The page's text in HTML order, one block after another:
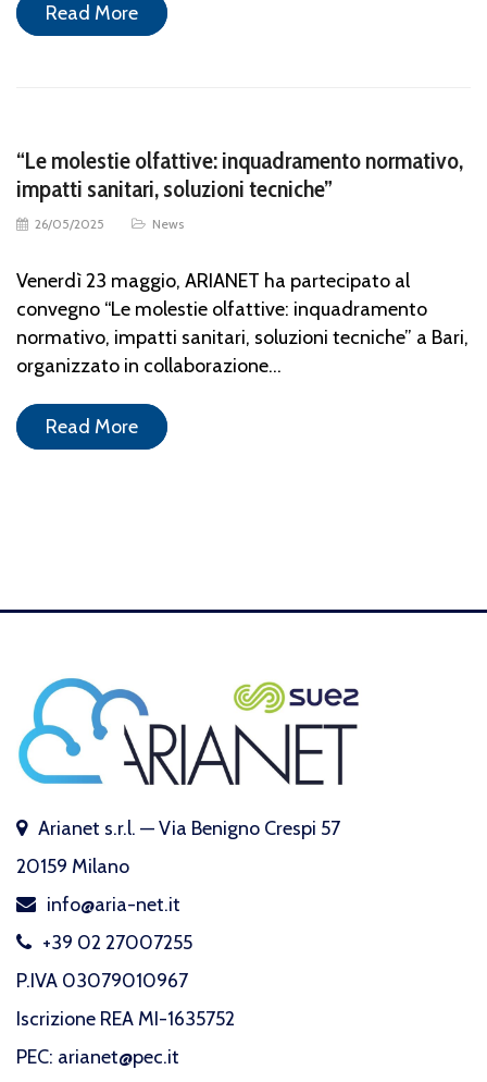
Read More
“Le molestie olfattive: inquadramento normativo,
impatti sanitari, soluzioni tecniche”
26/05/2025 News
Venerdì 23 maggio, ARIANET ha partecipato al
convegno “Le molestie olfattive: inquadramento
normativo, impatti sanitari, soluzioni tecniche” a Bari,
organizzato in collaborazione…
Read More
Arianet s.r.l. — Via Benigno Crespi 57
20159 Milano
info@aria-net.it
+39 02 27007255
P.IVA 03079010967
Iscrizione REA MI-1635752
PEC: arianet@pec.it